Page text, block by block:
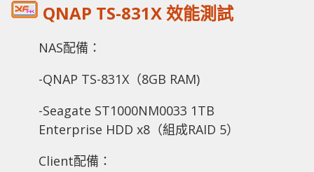
QNAP TS-831X 效能測試
NAS配備：
-QNAP TS-831X（8GB RAM)
-Seagate ST1000NM0033 1TB
Enterprise HDD x8（組成RAID 5）
Client配備：